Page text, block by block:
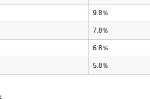
9.8％
7.8％
6.8％
5.8％